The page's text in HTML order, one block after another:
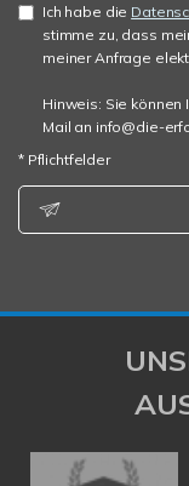
Ich habe die
stimme zu, dass
meiner Anfrage
Hinweis: Sie können
Mail an info@die-
* Pflichtfelder